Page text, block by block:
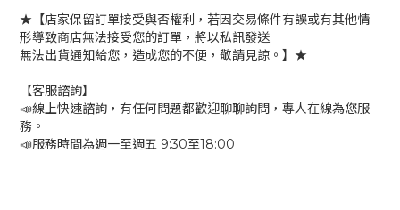
★【店家保留訂單接受與否權利，若因交易條件有誤或有其他情
形導致商店無法接受您的訂單，將以私訊發送
無法出貨通知給您，造成您的不便，敬請見諒。】★
【客服諮詢】
📣線上快速諮詢，有任何問題都歡迎聊聊詢問，專人在線為您服
務。
📣服務時間為週一至週五 9:30至18:00